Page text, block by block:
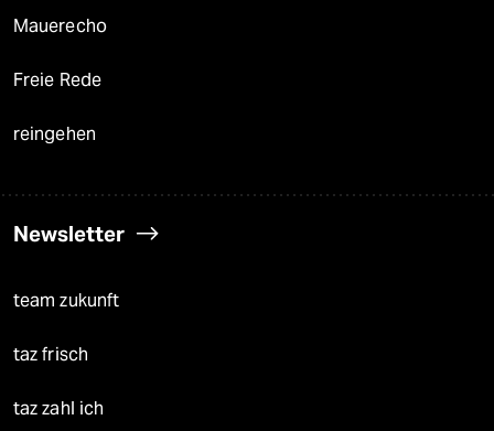
Mauerecho
Freie Rede
reingehen
Newsletter
team zukunft
taz frisch
taz zahl ich